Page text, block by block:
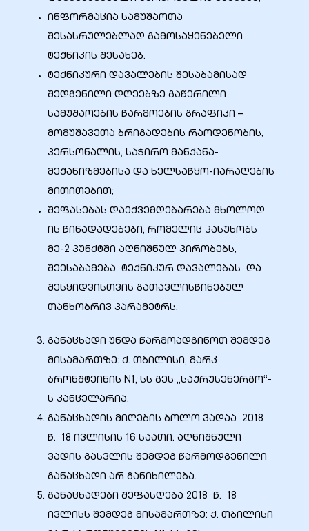
ინფორმაცია სამუშაოთა
შესასრულებლად გამოსაყენებელი
ტექნიკის შესახებ.
ტექნიკური დავალების შესაბამისად
შედგენილი დღეებზე გაწერილი
სამუშაოების წარმოების გრაფიკი –
მომუშავეთა ბრიგადების რაოდენობის,
პერსონალის, საჭირო მანქანა-
მექანიზმებისა და ხელსაწყო-იარაღების
მითითებით;
შეფასებას დაექვემდებარება მხოლოდ
ის წინადადებები, რომელიც პასუხობს
მე-2 პუნქტში აღნიშნულ პირობებს,
შეესაბამება ტექნიკურ დავალებას და
შესყიდვისთვის გათავლისწინებულ
თანხობრივ პარამეტრს.
განაცხადი უნდა წარმოადგინოთ შემდეგ
მისამართზე: ქ. თბილისი, მარკ
ბრონშტეინის N1, სს გეს „საქრუსენერგო“-
ს კანცელარია.
განაცხადის მიღების ბოლო ვადაა 2018
წ. 18 ივლისის 16 საათი. აღნიშნული
ვადის გასვლის შემდეგ წარმოდგენილი
განაცხადი არ განიხილება.
განაცხადები შეფასდება 2018 წ. 18
ივლისს შემდეგ მისამართზე: ქ. თბილისი